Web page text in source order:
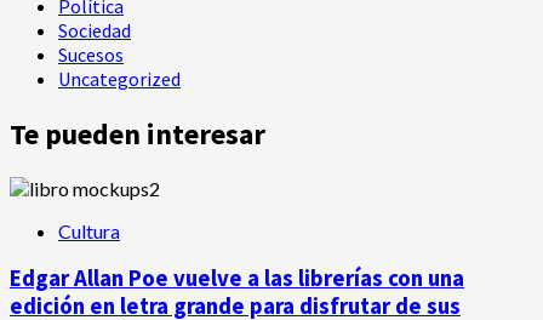
Política
Sociedad
Sucesos
Uncategorized
Te pueden interesar
Cultura
Edgar Allan Poe vuelve a las librerías con una
edición en letra grande para disfrutar de sus